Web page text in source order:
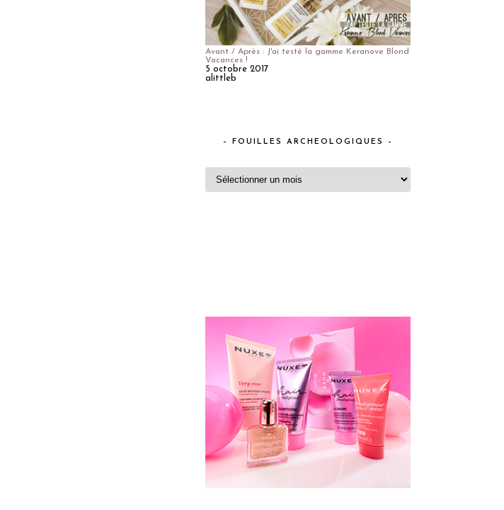
Avant / Après : J'ai testé la gamme Keranove Blond
Vacances !
5 octobre 2017
alittleb
– FOUILLES ARCHEOLOGIQUES –